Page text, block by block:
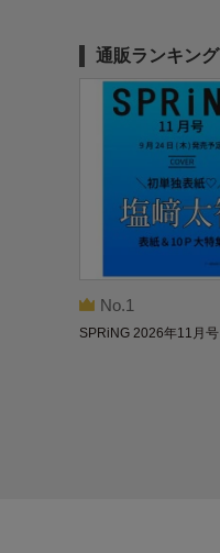
通販ランキング
No.1
SPRiNG 2026年11月号